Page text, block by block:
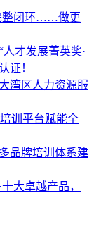
整闭环……做更
才发展菁英奖·
证！
湾区人力资源服
训平台赋能全
品牌培训体系建
大卓越产品，